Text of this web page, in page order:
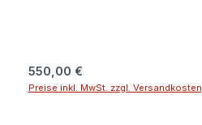
Regulärer Preis:
550,00 €
Preise inkl. MwSt. zzgl. Versandkosten